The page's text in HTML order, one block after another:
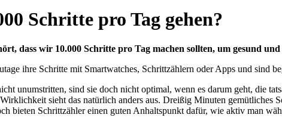
Schritte pro Tag gehen?
dass wir 10.000 Schritte pro Tag machen sollten, um gesund
ihre Schritte mit Smartwatches, Schrittzählern oder Apps und sind
unumstritten, sind sie doch nicht optimal, wenn es darum geht, die
sieht das natürlich anders aus. Dreißig Minuten gemütliches
bieten Schrittzähler einen guten Anhaltspunkt dafür, wie aktiv man